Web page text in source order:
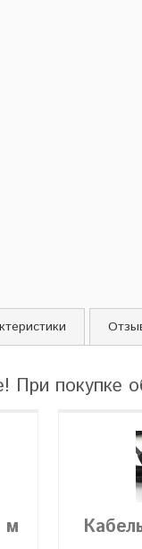
При покупке
м